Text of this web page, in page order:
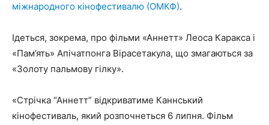
міжнародного кінофестивалю (ОМКФ).
Ідеться, зокрема, про фільми «Аннетт» Леоса Каракса і
«Пам’ять» Апічатпонга Вірасетакула, що змагаються за
«Золоту пальмову гілку».
«Стрічка “Аннетт” відкриватиме Каннський
кінофестиваль, який розпочнеться 6 липня. Фільм